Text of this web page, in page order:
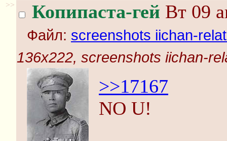
>> Копипаста-гей Вт 09
Файл: screenshots iichan-
136x222, screenshots iichan-
>>17167
NO U!